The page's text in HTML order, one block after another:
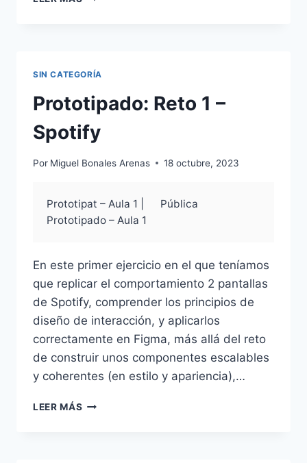
Y
USER
JOURNEY
SIN CATEGORÍA
Prototipado: Reto 1 –
Spotify
Por Miguel Bonales Arenas 18 octubre, 2023
Prototipat – Aula 1 |
Prototipado – Aula 1
Pública
En este primer ejercicio en el que teníamos
que replicar el comportamiento 2 pantallas
de Spotify, comprender los principios de
diseño de interacción, y aplicarlos
correctamente en Figma, más allá del reto
de construir unos componentes escalables
y coherentes (en estilo y apariencia),…
LEER MÁS PROTOTIPADO: